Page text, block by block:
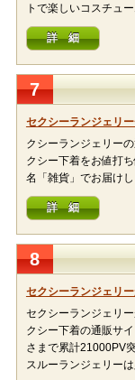
トで楽しいコスチュ
詳 細
7
セクシーランジェリ
クシーランジェリー
クシー下着をお値打
名「雑貨」でお届けし
詳 細
8
セクシーランジェリ
セクシーランジェリ
クシー下着の通販サ
さまで累計21000PV
スルーランジェリーは